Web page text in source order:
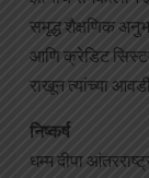
समृद्ध शैक्षणिक
आणि क्रेडिट
राखून त्यांच्या
निष्कर्ष
धम्म दीपा